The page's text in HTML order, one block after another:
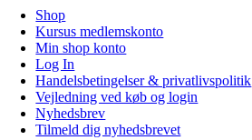
Shop
Kursus medlemskonto
Min shop konto
Log In
Handelsbetingelser & privatlivspolitik
Vejledning ved køb og login
Nyhedsbrev
Tilmeld dig nyhedsbrevet